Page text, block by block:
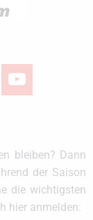
youtube
bleiben? Dann
der Saison
die wichtigsten
hier anmelden: